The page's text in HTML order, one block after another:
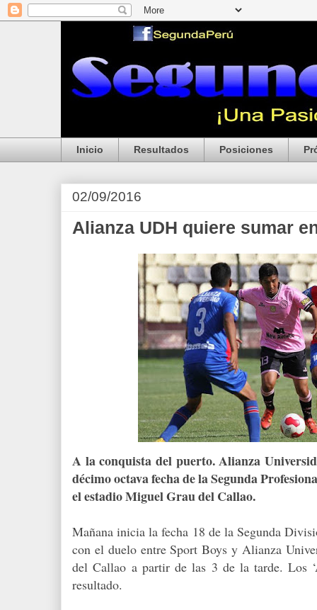
Inicio Resultados Posiciones
02/09/2016
Alianza UDH quiere sumar
A la conquista del puerto. Alianza
décimo octava fecha de la Segunda
el estadio Miguel Grau del Callao.
Mañana inicia la fecha 18 de la Segunda
con el duelo entre Sport Boys y Alianza
del Callao a partir de las 3 de la tarde. Los
resultado.